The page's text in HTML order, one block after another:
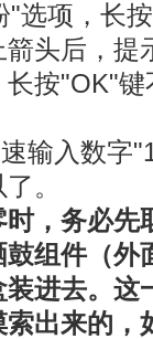
选项，‌长
箭头后，
按"OK"
输入数字
。
，务必先
组件（外
进去。这
出来的，